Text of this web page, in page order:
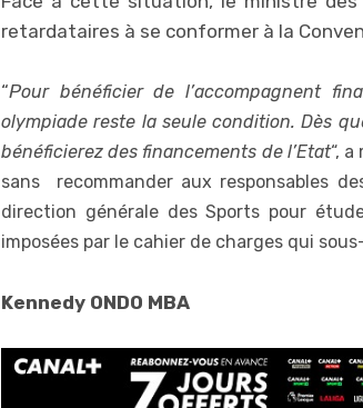
retardataires à se conformer à la
“Pour bénéficier de l’accompagnent
olympiade reste la seule condition. Dès
bénéficierez des financements de l’Etat“,
sans recommander aux responsables
direction générale des Sports pour
imposées par le cahier de charges qui
Kennedy ONDO MBA